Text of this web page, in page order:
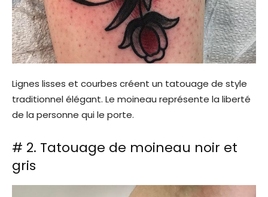
Lignes lisses et courbes créent un tatouage de style
traditionnel élégant. Le moineau représente la liberté
de la personne qui le porte.
# 2. Tatouage de moineau noir et
gris